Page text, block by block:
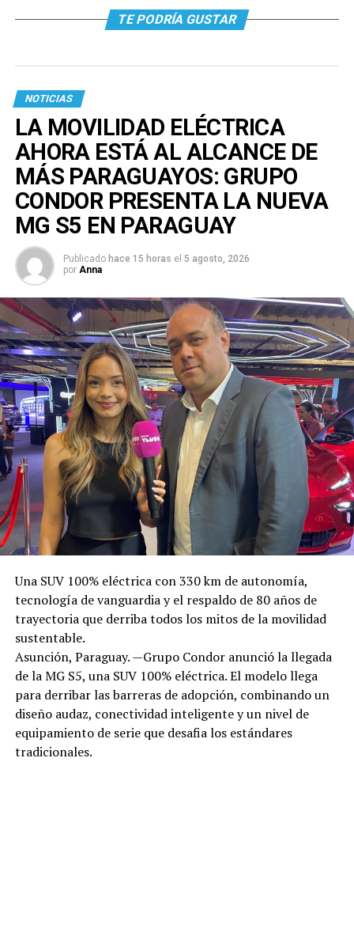
TE PODRÍA GUSTAR
NOTICIAS
LA MOVILIDAD ELÉCTRICA
AHORA ESTÁ AL ALCANCE DE
MÁS PARAGUAYOS: GRUPO
CONDOR PRESENTA LA NUEVA
MG S5 EN PARAGUAY
Publicado hace 15 horas el 5 agosto, 2026
por Anna
Una SUV 100% eléctrica con 330 km de autonomía,
tecnología de vanguardia y el respaldo de 80 años de
trayectoria que derriba todos los mitos de la movilidad
sustentable.
Asunción, Paraguay. —Grupo Condor anunció la llegada
de la MG S5, una SUV 100% eléctrica. El modelo llega
para derribar las barreras de adopción, combinando un
diseño audaz, conectividad inteligente y un nivel de
equipamiento de serie que desafia los estándares
tradicionales.